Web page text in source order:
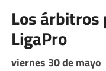
Los árbitros
LigaPro
viernes 30 de mayo